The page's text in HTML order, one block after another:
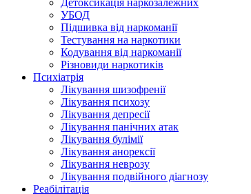
Детоксикація наркозалежних
УБОД
Підшивка від наркоманії
Тестування на наркотики
Кодування від наркоманії
Різновиди наркотиків
Психіатрія
Лікування шизофренії
Лікування психозу
Лікування депресії
Лікування панічних атак
Лікування булімії
Лікування анорексії
Лікування неврозу
Лікування подвійного діагнозу
Реабілітація